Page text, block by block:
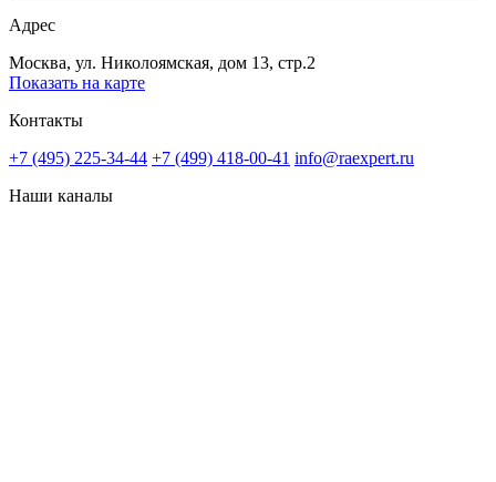
Адрес
Москва, ул. Николоямская, дом 13, стр.2
Показать на карте
Контакты
+7 (495) 225-34-44 +7 (499) 418-00-41 info@raexpert.ru
Наши каналы